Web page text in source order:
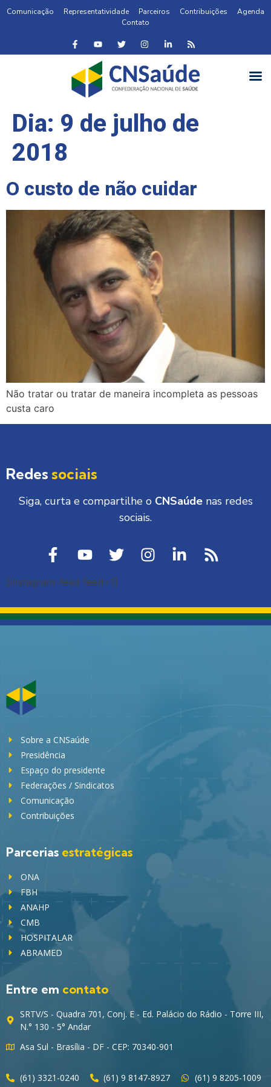
Comunicação Representatividade Parceiros Contribuições
Agenda
Contato
Dia: 9 de julho de
2018
O custo de não cuidar
Não tratar ou tratar de maneira incompleta as pessoas
custa caro
Redes sociais
Siga, curta e compartilhe o CNSaúdenas redes
sociais.
[instagram-feed feed=1]
Sobre a CNSaúde
Presidência
Espaço do presidente
Federações / Sindicatos
Comunicação
Contribuições
Parcerias estratégicas
ONA
FBH
ANAHP
CMB
HOSPITALAR
ABRAMED
Entre em contato
SRTV/S - Quadra 701, Conj. E - Ed. Palácio do Rádio - Torre III,
N.° 130 - 5° Andar
Asa Sul - Brasília - DF - CEP: 70340-901
(61) 3321-0240 (61) 9 8147-8927 (61) 9 8205-1009